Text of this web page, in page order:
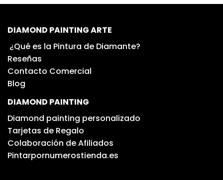
DIAMOND PAINTING ARTE
¿Qué es la Pintura de Diamante?
Reseñas
Contacto Comercial
Blog
DIAMOND PAINTING
Diamond painting personalizado
Tarjetas de Regalo
Colaboración de Afiliados
Pintarpornumerostienda.es